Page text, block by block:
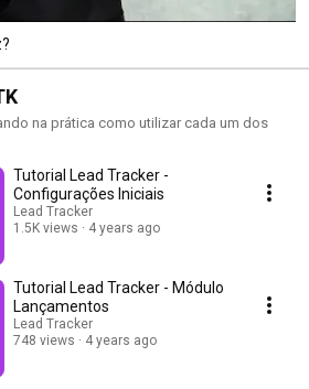
na prática como utilizar cada um dos
Tutorial Lead Tracker -
Configurações Iniciais
Lead Tracker
1.5K views
4 years ago
Tutorial Lead Tracker - Módulo
Lançamentos
Lead Tracker
748 views
4 years ago